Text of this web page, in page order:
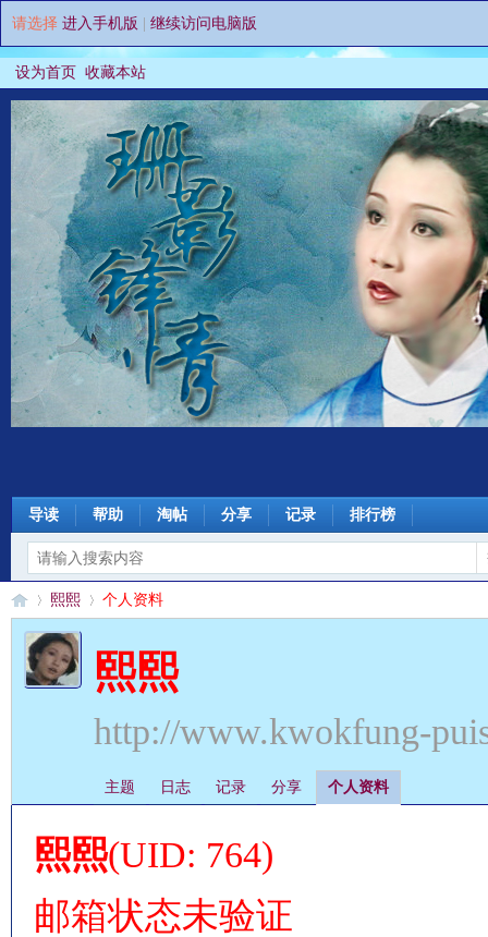
请选择 进入手机版 继续访问电脑版
设为首页 收藏本站
导读 帮助 淘帖 分享 记录 排行榜
›
熙熙
›
个人资料
熙熙
http://www.kwokfung-
主题 日志 记录 分享 个人资料
熙熙(UID: 764)
邮箱状态未验证